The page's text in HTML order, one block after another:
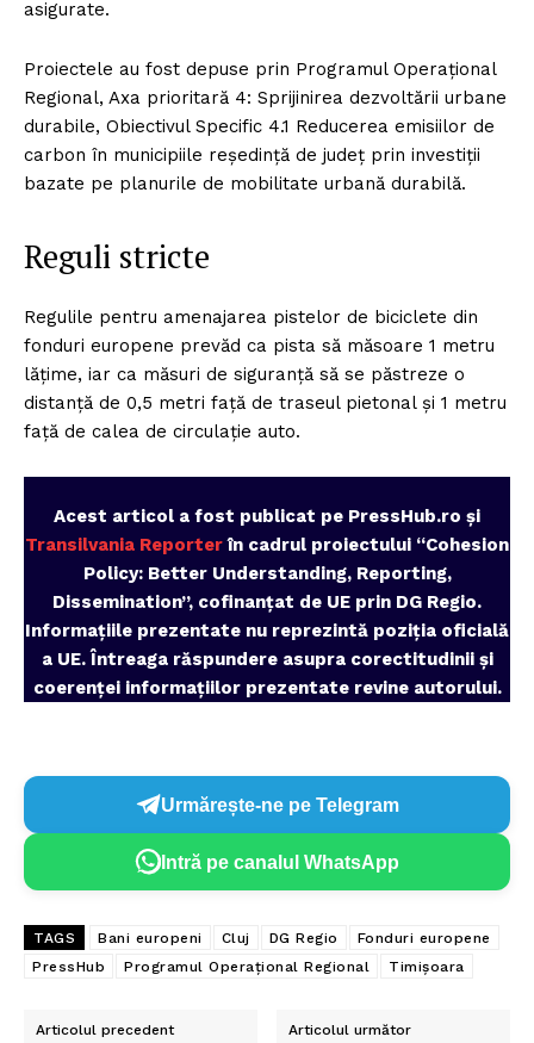
asigurate.
Proiectele au fost depuse prin Programul Operațional
Regional, Axa prioritară 4: Sprijinirea dezvoltării urbane
durabile, Obiectivul Specific 4.1 Reducerea emisiilor de
carbon în municipiile reședință de județ prin investiții
bazate pe planurile de mobilitate urbană durabilă.
Reguli stricte
Regulile pentru amenajarea pistelor de biciclete din
fonduri europene prevăd ca pista să măsoare 1 metru
lățime, iar ca măsuri de siguranță să se păstreze o
distanță de 0,5 metri față de traseul pietonal și 1 metru
față de calea de circulație auto.
Acest articol a fost publicat pe PressHub.ro și
Transilvania Reporterîn cadrul proiectului “Cohesion
Policy: Better Understanding, Reporting,
Dissemination”, cofinanțat de UE prin DG Regio.
Informațiile prezentate nu reprezintă poziția oficială
a UE. Întreaga răspundere asupra corectitudinii și
coerenței informațiilor prezentate revine autorului.
Urmărește-ne pe Telegram
Intră pe canalul WhatsApp
TAGS Bani europeni Cluj DG Regio
Fonduri europene
PressHub
Programul Operațional Regional Timișoara
Articolul precedent Articolul următor